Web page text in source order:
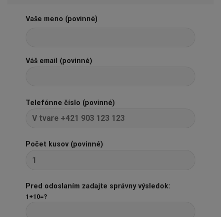
Vaše meno (povinné)
Váš email (povinné)
Telefónne číslo (povinné)
Počet kusov (povinné)
Pred odoslaním zadajte správny výsledok:
1+10=?